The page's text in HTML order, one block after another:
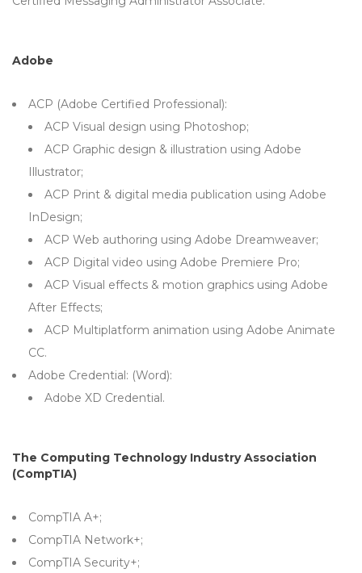
Adobe
ACP (Adobe Certified Professional):
ACP Visual design using Photoshop;
ACP Graphic design & illustration using Adobe
Illustrator;
ACP Print & digital media publication using Adobe
InDesign;
ACP Web authoring using Adobe Dreamweaver;
ACP Digital video using Adobe Premiere Pro;
ACP Visual effects & motion graphics using Adobe
After Effects;
ACP Multiplatform animation using Adobe Animate
CC.
Adobe Credential: (Word):
Adobe XD Credential.
The Computing Technology Industry Association
(CompTIA)
CompTIA A+;
CompTIA Network+;
CompTIA Security+;